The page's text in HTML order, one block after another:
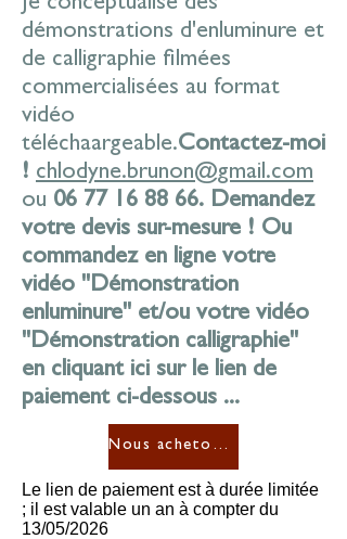
démonstrations d'enluminure et
de calligraphie filmées
commercialisées au format
vidéo
téléchaargeable.Contactez-moi
! chlodyne.brunon@gmail.com
ou 06 77 16 88 66. Demandez
votre devis sur-mesure ! Ou
commandez en ligne votre
vidéo "Démonstration
enluminure" et/ou votre vidéo
"Démonstration calligraphie"
en cliquant ici sur le lien de
paiement ci-dessous ...
Nous achetons votre Vidéo "2mn" de Démonstration Enluminure (100€)
Le lien de paiement est à durée limitée
; il est valable un an à compter du
13/05/2026